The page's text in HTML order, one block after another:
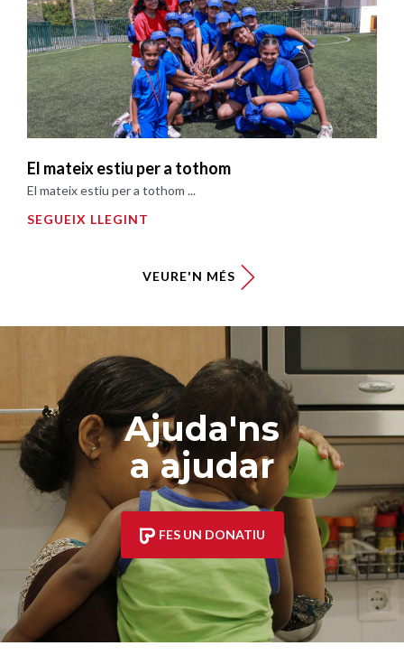
El mateix estiu per a tothom
El mateix estiu per a tothom ...
SEGUEIX LLEGINT
VEURE'N MÉS
Ajuda'ns
a ajudar
FES UN DONATIU